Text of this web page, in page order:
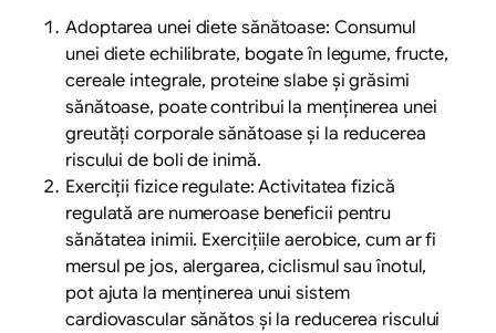
Adoptarea unei diete sănătoase: Consumul
unei diete echilibrate, bogate în legume, fructe,
cereale integrale, proteine slabe și grăsimi
sănătoase, poate contribui la menținerea unei
greutăți corporale sănătoase și la reducerea
riscului de boli de inimă.
Exerciții fizice regulate: Activitatea fizică
regulată are numeroase beneficii pentru
sănătatea inimii. Exercițiile aerobice, cum ar fi
mersul pe jos, alergarea, ciclismul sau înotul,
pot ajuta la menținerea unui sistem
cardiovascular sănătos și la reducerea riscului